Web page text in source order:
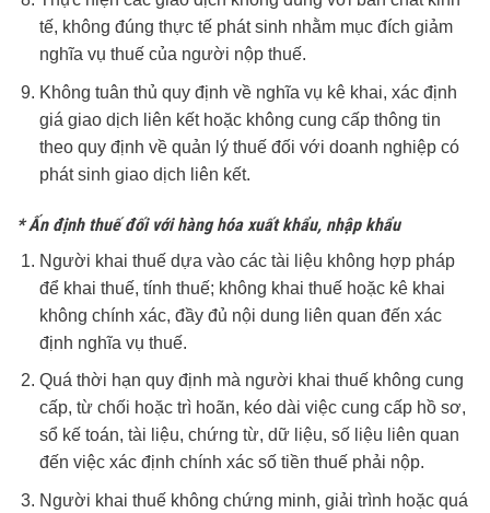
tế, không đúng thực tế phát sinh nhằm mục đích giảm
nghĩa vụ thuế của người nộp thuế.
Không tuân thủ quy định về nghĩa vụ kê khai, xác định
giá giao dịch liên kết hoặc không cung cấp thông tin
theo quy định về quản lý thuế đối với doanh nghiệp có
phát sinh giao dịch liên kết.
* Ấn định thuế đối với hàng hóa xuất khẩu, nhập khẩu
Người khai thuế dựa vào các tài liệu không hợp pháp
để khai thuế, tính thuế; không khai thuế hoặc kê khai
không chính xác, đầy đủ nội dung liên quan đến xác
định nghĩa vụ thuế.
Quá thời hạn quy định mà người khai thuế không cung
cấp, từ chối hoặc trì hoãn, kéo dài việc cung cấp hồ sơ,
sổ kế toán, tài liệu, chứng từ, dữ liệu, số liệu liên quan
đến việc xác định chính xác số tiền thuế phải nộp.
Người khai thuế không chứng minh, giải trình hoặc quá